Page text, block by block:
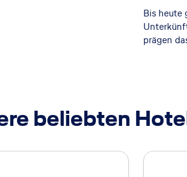
Bis heute
prägen
beliebten